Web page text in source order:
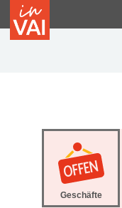
Geschäfte